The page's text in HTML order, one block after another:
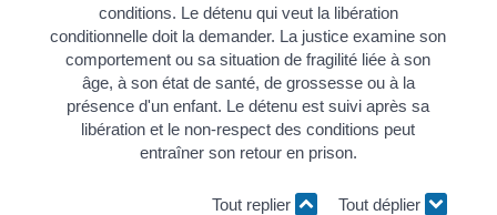
conditions. Le détenu qui veut la libération
conditionnelle doit la demander. La justice examine son
comportement ou sa situation de fragilité liée à son
âge, à son état de santé, de grossesse ou à la
présence d'un enfant. Le détenu est suivi après sa
libération et le non-respect des conditions peut
entraîner son retour en prison.
Tout replier Tout déplier